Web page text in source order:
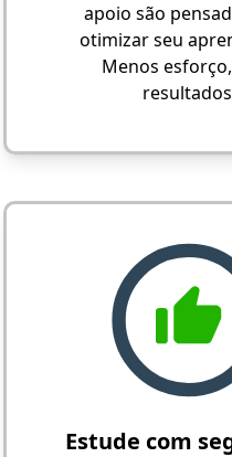
apoio são
otimizar seu
Menos
Estude com